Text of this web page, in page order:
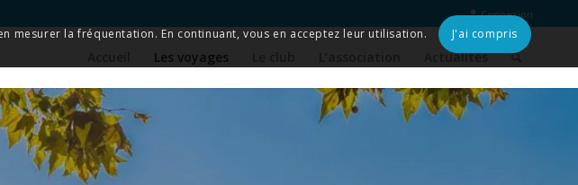
Connexion
Les voyages Actualités
la fréquentation. En continuant, vous en acceptez leur utilisation. J'ai compris